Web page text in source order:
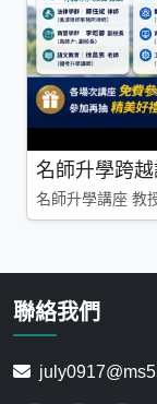
名師升學跨
名師升學講座 教
聯絡我們